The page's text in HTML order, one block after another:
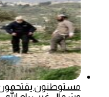
مستوطنون